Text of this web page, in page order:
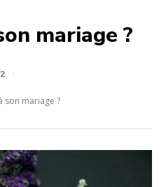
mariage ?
son mariage ?